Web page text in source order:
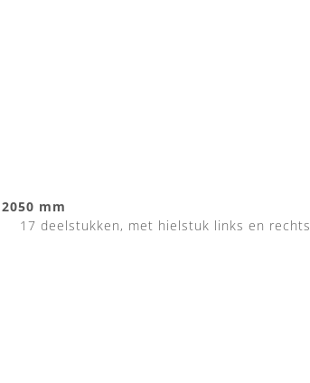
2050 mm
17 deelstukken, met hielstuk links en rechts